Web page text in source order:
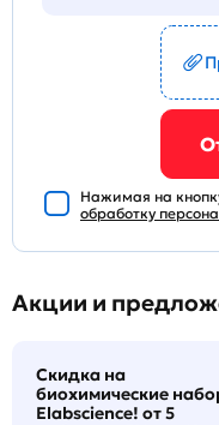
Нажимая на
обработку
Акции и
Скидка на
биохимические
Elabscience! от 5